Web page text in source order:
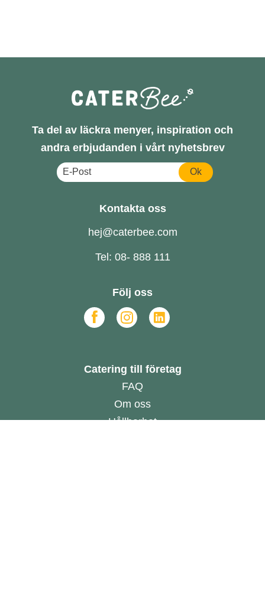
Ta del av läckra menyer, inspiration och
andra erbjudanden i vårt nyhetsbrev
Ok
Kontakta oss
hej@caterbee.com
Tel: 08- 888 111
Följ oss
Catering till företag
FAQ
Om oss
Hållbarhet